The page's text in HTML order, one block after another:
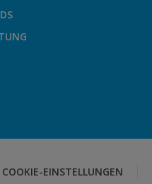
COOKIE-EINSTELLUNGEN